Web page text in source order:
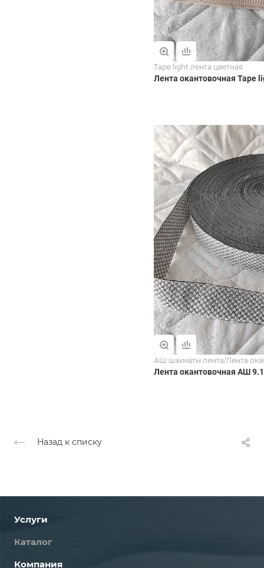
Tape light лента цветная
Лента окантовочная Tape
АШ шахматы лента/Лента
Лента окантовочная АШ
Назад к списку
Услуги
Каталог
Компания